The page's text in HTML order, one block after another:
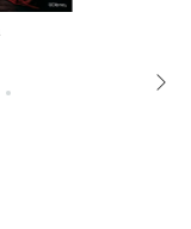
さい。